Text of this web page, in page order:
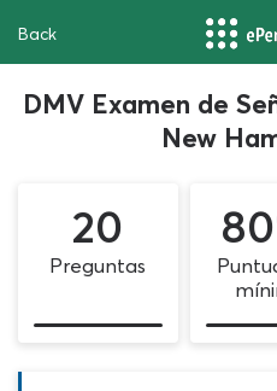
Back
DMV Examen de
New
20
Preguntas